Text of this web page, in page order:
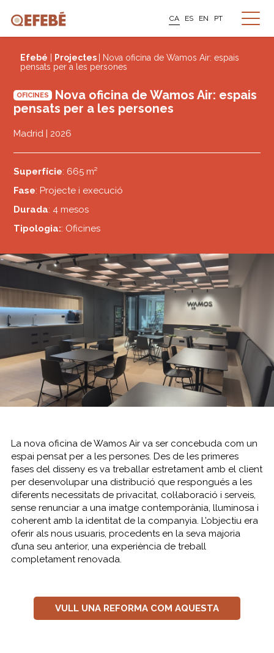
CA ES EN PT
Efebé Projectes
| Nova oficina de Wamos Air: espais
pensats per a les persones
OFICINES
Nova oficina de Wamos Air: espais
pensats per a les persones
Madrid | 2026
Superfície: 665 m²
Fase: Projecte i execució
Durada: 4 mesos
Tipologia:: Oficines
La nova oficina de Wamos Air va ser concebuda com un
espai pensat per a les persones. Des de les primeres
fases del disseny es va treballar estretament amb el client
per desenvolupar una distribució que respongués a les
diferents necessitats de privacitat, col·laboració i serveis,
sense renunciar a una imatge contemporània, lluminosa i
coherent amb la identitat de la companyia. L’objectiu era
oferir als nous usuaris, procedents en la seva majoria
d’una seu anterior, una experiència de treball
completament renovada.
VULL UNA REFORMA COM AQUESTA